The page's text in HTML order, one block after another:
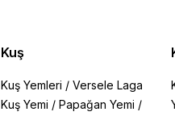
Kuş
Kuş Yemleri / Versele Laga
Kuş Yemi / Papağan Yemi /